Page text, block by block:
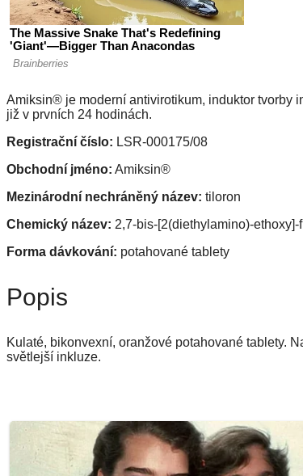
Amiksin® je moderní antivirotikum, induktor tvorby
již v prvních 24 hodinách.
Registrační číslo: LSR-000175/08
Obchodní jméno: Amiksin®
Mezinárodní nechráněný název: tiloron
Chemický název: 2,7-bis-[2(diethylamino)-
Forma dávkování: potahované tablety
Popis
Kulaté, bikonvexní, oranžové potahované tablety.
světlejší inkluze.